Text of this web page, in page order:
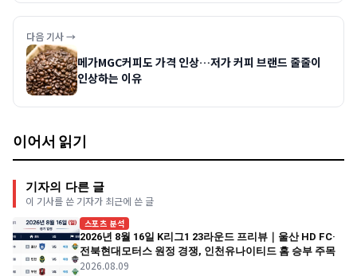
다음 기사 →
메가MGC커피도 가격 인상…저가 커피 브랜드 줄줄이
인상하는 이유
이어서 읽기
기자의 다른 글
이 기사를 쓴 기자가 최근에 쓴 글
스포츠 분석
2026년 8월 16일 K리그1 23라운드 프리뷰｜울산 HD FC·
전북현대모터스 원정 경쟁, 인천유나이티드 홈 승부 주목
2026.08.09